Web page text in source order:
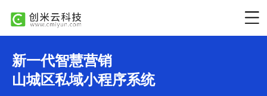
新一代智慧营销
山城区私域小程序系统